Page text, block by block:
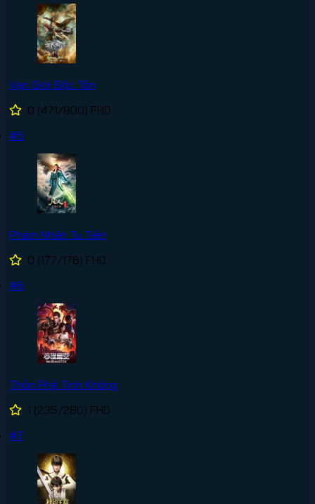
Vạn Giới Độc Tôn
0 (471/800) FHD
#5
Phàm Nhân Tu Tiên
0 (177/176) FHD
#6
Thôn Phệ Tinh Không
1 (235/280) FHD
#7